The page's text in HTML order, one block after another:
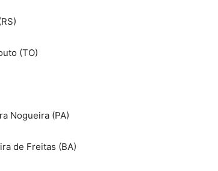
(TO)
Nogueira (PA)
de Freitas (BA)